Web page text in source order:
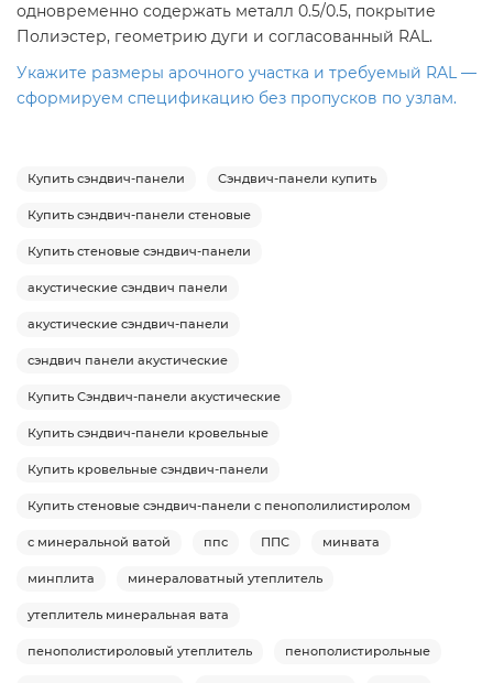
одновременно содержать металл 0.5/0.5, покрытие
Полиэстер, геометрию дуги и согласованный RAL.
Укажите размеры арочного участка и требуемый RAL —
сформируем спецификацию без пропусков по узлам.
Купить сэндвич-панели Сэндвич-панели купить
Купить сэндвич-панели стеновые
Купить стеновые сэндвич-панели
акустические сэндвич панели
акустические сэндвич-панели
сэндвич панели акустические
Купить Сэндвич-панели акустические
Купить сэндвич-панели кровельные
Купить кровельные сэндвич-панели
Купить стеновые сэндвич-панели с пенополилистиролом
с минеральной ватой ппс ППС минвата
минплита минераловатный утеплитель
утеплитель минеральная вата
пенополистироловый утеплитель пенополистирольные